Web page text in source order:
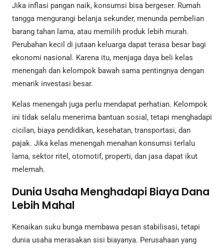
Jika inflasi pangan naik, konsumsi bisa bergeser. Rumah
tangga mengurangi belanja sekunder, menunda pembelian
barang tahan lama, atau memilih produk lebih murah.
Perubahan kecil di jutaan keluarga dapat terasa besar bagi
ekonomi nasional. Karena itu, menjaga daya beli kelas
menengah dan kelompok bawah sama pentingnya dengan
menarik investasi besar.
Kelas menengah juga perlu mendapat perhatian. Kelompok
ini tidak selalu menerima bantuan sosial, tetapi menghadapi
cicilan, biaya pendidikan, kesehatan, transportasi, dan
pajak. Jika kelas menengah menahan konsumsi terlalu
lama, sektor ritel, otomotif, properti, dan jasa dapat ikut
melemah.
Dunia Usaha Menghadapi Biaya Dana
Lebih Mahal
Kenaikan suku bunga membawa pesan stabilisasi, tetapi
dunia usaha merasakan sisi biayanya. Perusahaan yang